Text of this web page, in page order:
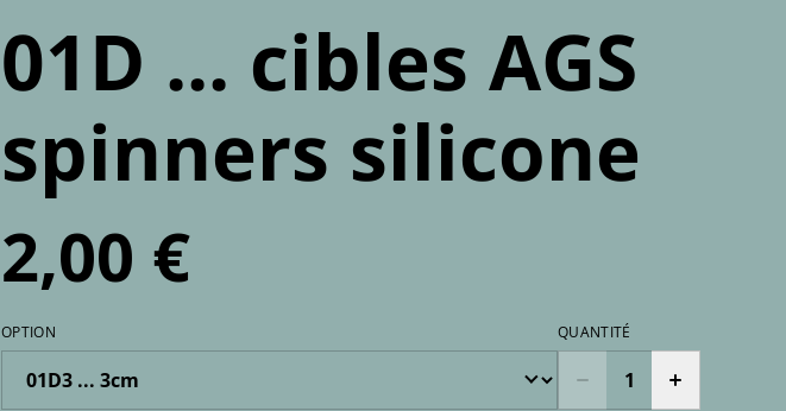
01D ... cibles AGS
spinners silicone
2,00 €
OPTION QUANTITÉ